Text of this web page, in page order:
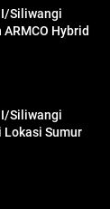
Siliwangi
Hybrid
Siliwangi
Lokasi Sumur